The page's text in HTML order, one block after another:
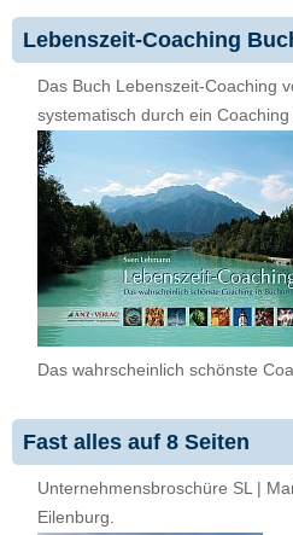
Lebenszeit-Coaching
Das Buch Lebenszeit-Coaching
systematisch durch ein
Das wahrscheinlich schönste
Fast alles auf 8 Seiten
Unternehmensbroschüre SL |
Eilenburg.